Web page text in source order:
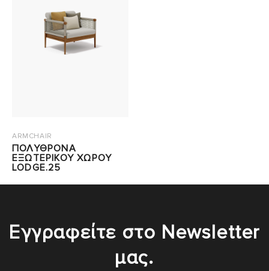
ARMCHAIR
ΠΟΛΥΘΡΟΝΑ
ΕΞΩΤΕΡΙΚΟΥ ΧΩΡΟΥ
LODGE.25
Εγγραφείτε στο Newsletter
μας.